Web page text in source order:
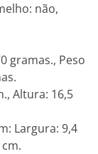
não,
gramas., Peso
Altura: 16,5
Largura: 9,4